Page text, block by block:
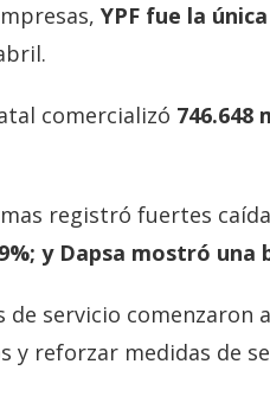
YPF fue la
comercializó 746.648
registró fuertes
y Dapsa mostró una
de servicio
y reforzar medidas de